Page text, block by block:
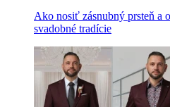
Ako nosiť zásnubný prsteň a
svadobné tradície